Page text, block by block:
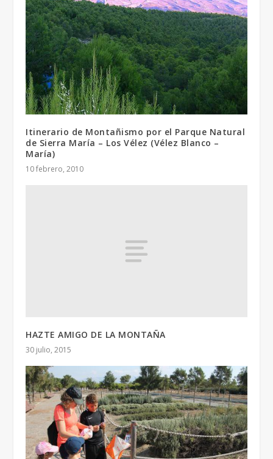
Itinerario de Montañismo por el Parque Natural
de Sierra María – Los Vélez (Vélez Blanco –
María)
10 febrero, 2010
HAZTE AMIGO DE LA MONTAÑA
30 julio, 2015